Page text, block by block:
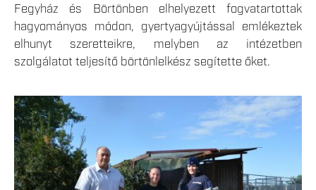
Fegyház és Börtönben elhelyezett fogvatartottak
hagyományos módon, gyertyagyújtással emlékeztek
elhunyt szeretteikre, melyben az intézetben
szolgálatot teljesítő börtönlelkész segítette őket.